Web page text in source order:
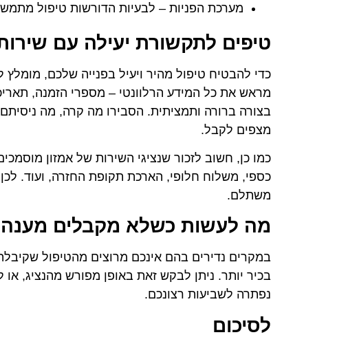
מערכת הפניות – לבעיות הדורשות טיפול
טיפים לתקשורת יעילה עם
כדי להבטיח טיפול מהיר ויעיל בפנייה שלכם,
מראש את כל המידע הרלוונטי – מספרי הזמנה,
בצורה ברורה ותמציתית. הסבירו מה קרה, מה
מצפים לקבל.
כמו כן, חשוב לזכור שנציגי השירות של אמזון
כספי, משלוח חלופי, הארכת תקופת החזרה, ועוד.
משתלם.
מה לעשות כשלא מקבלים
במקרים נדירים בהם אינכם מרוצים מהטיפול
בכיר יותר. ניתן לבקש זאת באופן מפורש מהנציג,
נפתרה לשביעות רצונכם.
לסיכום